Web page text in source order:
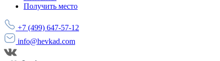
Получить место
+7 (499) 647-57-12
info@hevkad.com